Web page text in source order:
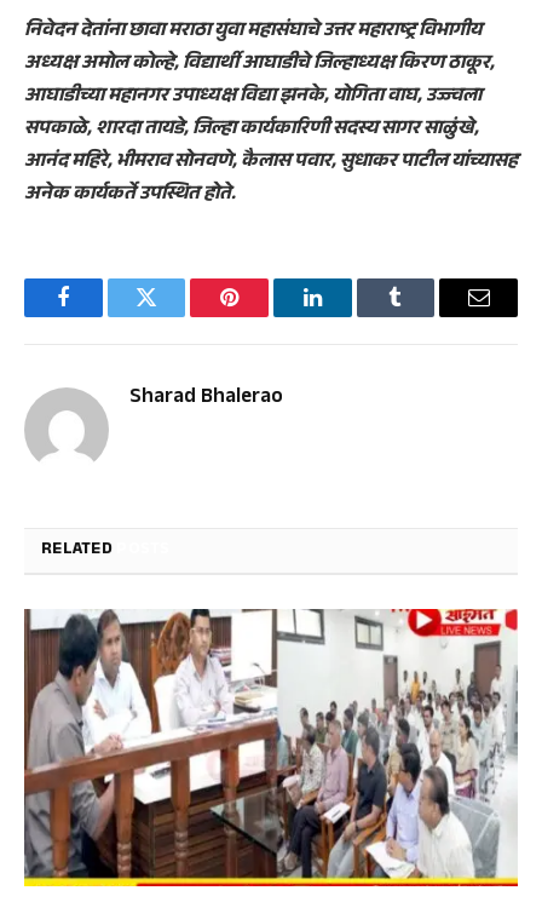
निवेदन देतांना छावा मराठा युवा महासंघाचे उत्तर महाराष्ट्र विभागीय
अध्यक्ष अमोल कोल्हे, विद्यार्थी आघाडीचे जिल्हाध्यक्ष किरण ठाकूर,
आघाडीच्या महानगर उपाध्यक्ष विद्या झनके, योगिता वाघ, उज्ज्वला
सपकाळे, शारदा तायडे, जिल्हा कार्यकारिणी सदस्य सागर साळुंखे,
आनंद महिरे, भीमराव सोनवणे, कैलास पवार, सुधाकर पाटील यांच्यासह
अनेक कार्यकर्ते उपस्थित होते.
FacebookTwitter Pinterest LinkedInTumblr Email
Sharad Bhalerao
RELATED